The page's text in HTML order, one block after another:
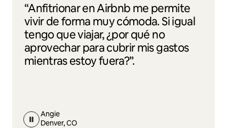
“Anfitrionar en Airbnb me permite
vivir de forma muy cómoda. Si igual
tengo que viajar, ¿por qué no
aprovechar para cubrir mis gastos
mientras estoy fuera?”.
Angie
Denver, CO